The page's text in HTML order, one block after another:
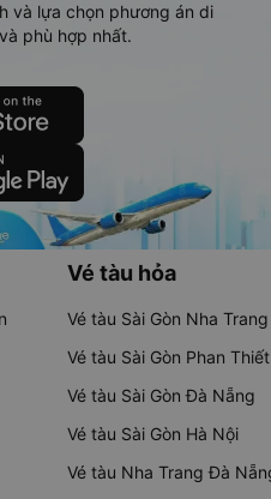
và lựa chọn phương án di
phù hợp nhất.
Vé tàu hỏa
Vé tàu Sài Gòn Nha Trang
Vé tàu Sài Gòn Phan Thiết
Vé tàu Sài Gòn Đà Nẵng
Vé tàu Sài Gòn Hà Nội
Vé tàu Nha Trang Đà